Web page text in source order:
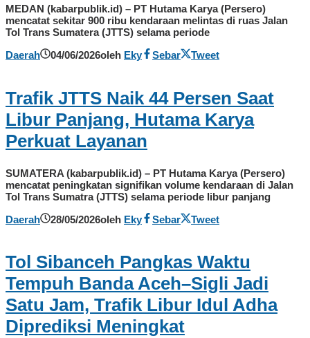
MEDAN (kabarpublik.id) – PT Hutama Karya (Persero)
mencatat sekitar 900 ribu kendaraan melintas di ruas Jalan
Tol Trans Sumatera (JTTS) selama periode
Daerah
04/06/2026oleh Eky Sebar Tweet
Trafik JTTS Naik 44 Persen Saat
Libur Panjang, Hutama Karya
Perkuat Layanan
SUMATERA (kabarpublik.id) – PT Hutama Karya (Persero)
mencatat peningkatan signifikan volume kendaraan di Jalan
Tol Trans Sumatra (JTTS) selama periode libur panjang
Daerah
28/05/2026oleh Eky Sebar Tweet
Tol Sibanceh Pangkas Waktu
Tempuh Banda Aceh–Sigli Jadi
Satu Jam, Trafik Libur Idul Adha
Diprediksi Meningkat